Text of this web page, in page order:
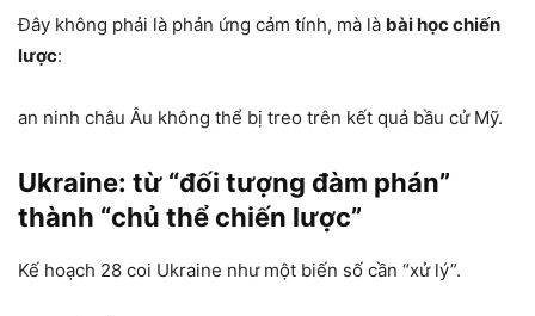
Đây không phải là phản ứng cảm tính, mà là bài học chiến
lược:
an ninh châu Âu không thể bị treo trên kết quả bầu cử Mỹ.
Ukraine: từ “đối tượng đàm phán”
thành “chủ thể chiến lược”
Kế hoạch 28 coi Ukraine như một biến số cần “xử lý”.